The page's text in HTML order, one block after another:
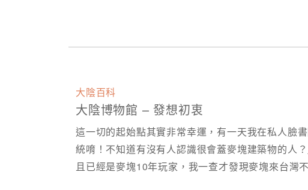
大陰百科
大陰博物館 – 發想初衷
這一切的起始點其實非常幸運，有一天我在私人臉
統唷！不知道有沒有人認識很會蓋麥塊建築物的人
且已經是麥塊10年玩家，我一查才發現麥塊來台灣